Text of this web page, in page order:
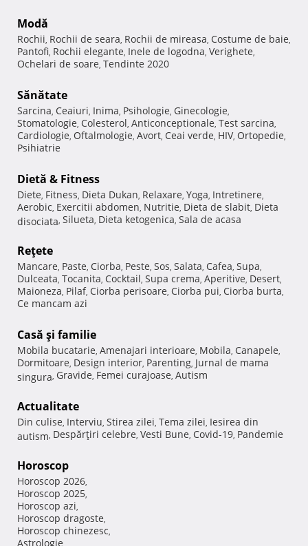
Modă
Rochii, Rochii de seara, Rochii de mireasa, Costume de baie,
Pantofi, Rochii elegante, Inele de logodna, Verighete,
Ochelari de soare, Tendinte 2020
Sănătate
Sarcina, Ceaiuri, Inima, Psihologie, Ginecologie,
Stomatologie, Colesterol, Anticonceptionale, Test sarcina,
Cardiologie, Oftalmologie, Avort, Ceai verde, HIV, Ortopedie,
Psihiatrie
Dietă & Fitness
Diete, Fitness, Dieta Dukan, Relaxare, Yoga, Intretinere,
Aerobic, Exercitii abdomen, Nutritie, Dieta de slabit, Dieta
disociata, Silueta, Dieta ketogenica, Sala de acasa
Reţete
Mancare, Paste, Ciorba, Peste, Sos, Salata, Cafea, Supa,
Dulceata, Tocanita, Cocktail, Supa crema, Aperitive, Desert,
Maioneza, Pilaf, Ciorba perisoare, Ciorba pui, Ciorba burta,
Ce mancam azi
Casă şi familie
Mobila bucatarie, Amenajari interioare, Mobila, Canapele,
Dormitoare, Design interior, Parenting, Jurnal de mama
singura, Gravide, Femei curajoase, Autism
Actualitate
Din culise, Interviu, Stirea zilei, Tema zilei, Iesirea din
autism, Despărţiri celebre, Vesti Bune, Covid-19, Pandemie
Horoscop
Horoscop 2026,
Horoscop 2025,
Horoscop azi,
Horoscop dragoste,
Horoscop chinezesc,
Astrologie